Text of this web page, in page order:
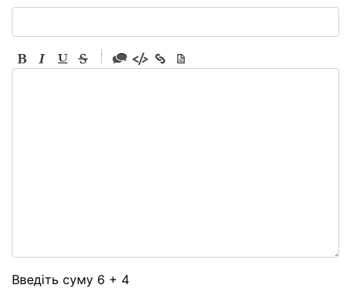
-
-
Введіть суму 6 + 4